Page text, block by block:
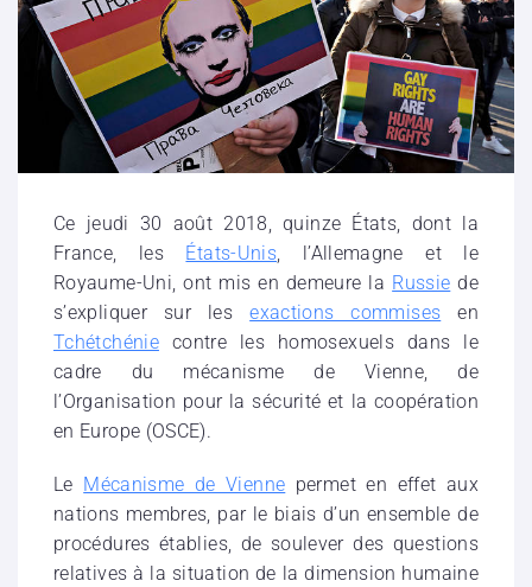
Ce jeudi 30 août 2018, quinze États, dont la
France, les États-Unis, l’Allemagne et le
Royaume-Uni, ont mis en demeure la Russie de
s’expliquer sur lesexactions commises en
Tchétchéniecontre les homosexuels dans le
cadre du mécanisme de Vienne, de
l’Organisation pour la sécurité et la coopération
en Europe (OSCE).
Le Mécanisme de Vienne permet en effet aux
nations membres, par le biais d’un ensemble de
procédures établies, de soulever des questions
relatives à la situation de la dimension humaine